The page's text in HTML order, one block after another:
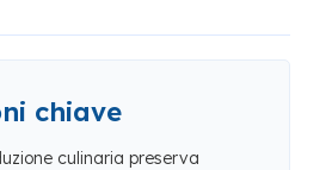
chiave
culinaria preserva